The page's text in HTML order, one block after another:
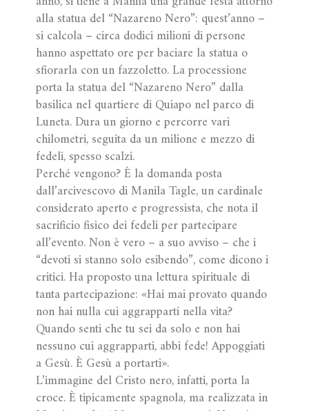
alla statua del “Nazareno Nero”: quest’anno –
si calcola – circa dodici milioni di persone
hanno aspettato ore per baciare la statua o
sfiorarla con un fazzoletto. La processione
porta la statua del “Nazareno Nero” dalla
basilica nel quartiere di Quiapo nel parco di
Luneta. Dura un giorno e percorre vari
chilometri, seguita da un milione e mezzo di
fedeli, spesso scalzi.
Perché vengono? È la domanda posta
dall’arcivescovo di Manila Tagle, un cardinale
considerato aperto e progressista, che nota il
sacrificio fisico dei fedeli per partecipare
all’evento. Non è vero – a suo avviso – che i
“devoti si stanno solo esibendo”, come dicono i
critici. Ha proposto una lettura spirituale di
tanta partecipazione: «Hai mai provato quando
non hai nulla cui aggrapparti nella vita?
Quando senti che tu sei da solo e non hai
nessuno cui aggrapparti, abbi fede! Appoggiati
a Gesù. È Gesù a portarti».
L’immagine del Cristo nero, infatti, porta la
croce. È tipicamente spagnola, ma realizzata in